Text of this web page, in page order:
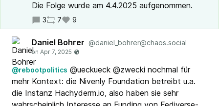
Die Folge wurde am 4.4.2025 aufgenommen.
3 7 9
Daniel Bohrer @daniel_bohrer@chaos.social
@rebootpolitics @ueckueck @zwecki nochmal für
mehr Kontext: die Nivenly Foundation betreibt u.a.
die Instanz Hachyderm.io, also haben sie sehr